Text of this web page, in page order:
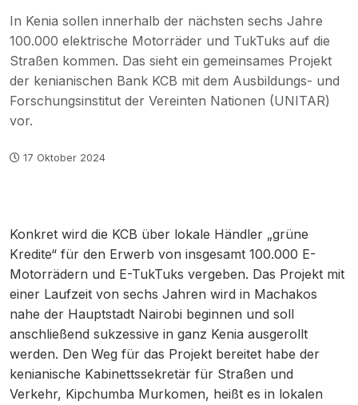
In Kenia sollen innerhalb der nächsten sechs Jahre
100.000 elektrische Motorräder und TukTuks auf die
Straßen kommen. Das sieht ein gemeinsames Projekt
der kenianischen Bank KCB mit dem Ausbildungs- und
Forschungsinstitut der Vereinten Nationen (UNITAR)
vor.
17 Oktober 2024
Konkret wird die KCB über lokale Händler „grüne
Kredite“ für den Erwerb von insgesamt 100.000 E-
Motorrädern und E-TukTuks vergeben. Das Projekt mit
einer Laufzeit von sechs Jahren wird in Machakos
nahe der Hauptstadt Nairobi beginnen und soll
anschließend sukzessive in ganz Kenia ausgerollt
werden. Den Weg für das Projekt bereitet habe der
kenianische Kabinettssekretär für Straßen und
Verkehr, Kipchumba Murkomen, heißt es in lokalen